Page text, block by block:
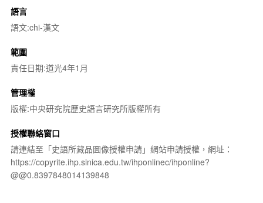
語言
語文:chi-漢文
範圍
責任日期:道光4年1月
管理權
版權:中央研究院歷史語言研究所版權所有
授權聯絡窗口
請連結至「史語所藏品圖像授權申請」網站申請授權，網址：
https://copyrite.ihp.sinica.edu.tw/ihponlinec/ihponline?
@@0.8397848014139848